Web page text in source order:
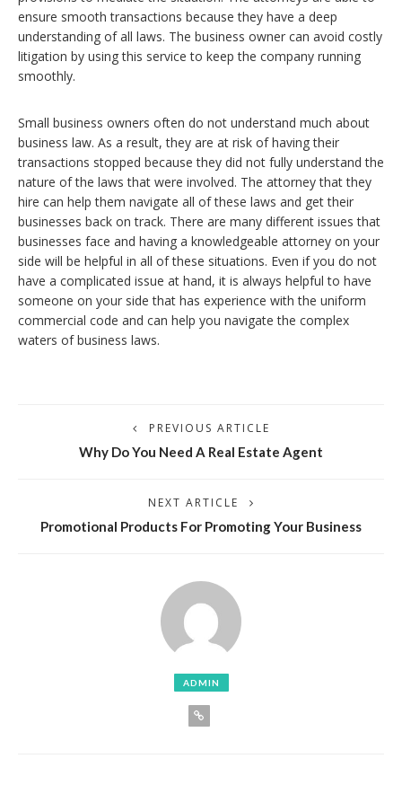
ensure smooth transactions because they have a deep
understanding of all laws. The business owner can avoid costly
litigation by using this service to keep the company running
smoothly.
Small business owners often do not understand much about
business law. As a result, they are at risk of having their
transactions stopped because they did not fully understand the
nature of the laws that were involved. The attorney that they
hire can help them navigate all of these laws and get their
businesses back on track. There are many different issues that
businesses face and having a knowledgeable attorney on your
side will be helpful in all of these situations. Even if you do not
have a complicated issue at hand, it is always helpful to have
someone on your side that has experience with the uniform
commercial code and can help you navigate the complex
waters of business laws.
PREVIOUS ARTICLE
Why Do You Need A Real Estate Agent
NEXT ARTICLE
Promotional Products For Promoting Your Business
ADMIN